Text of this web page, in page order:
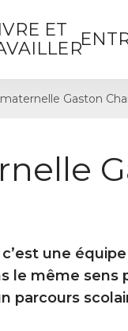
ET
Gaston
une
le même sens
parcours